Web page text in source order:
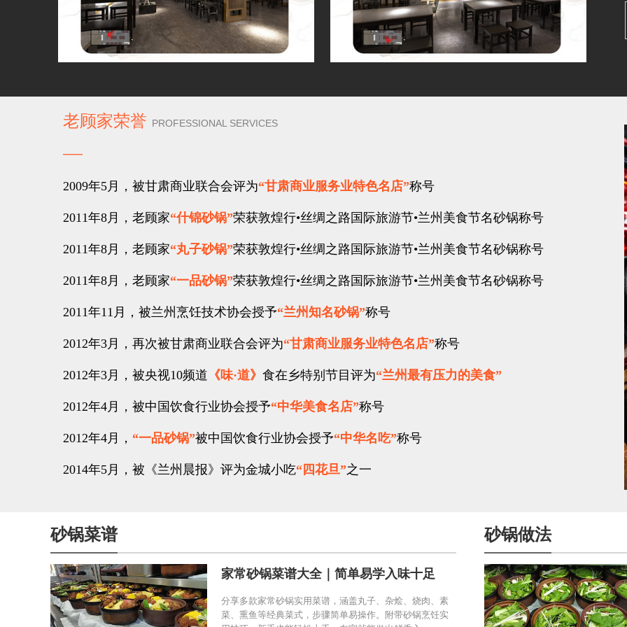
老顾家荣誉 PROFESSIONAL SERVICES
——
2009年5月，被甘肃商业联合会评为“甘肃商业服务业特色名店”称号
2011年8月，老顾家“什锦砂锅”荣获敦煌行•丝绸之路国际旅游节•兰州美食节名砂锅称号
2011年8月，老顾家“丸子砂锅”荣获敦煌行•丝绸之路国际旅游节•兰州美食节名砂锅称号
2011年8月，老顾家“一品砂锅”荣获敦煌行•丝绸之路国际旅游节•兰州美食节名砂锅称号
2011年11月，被兰州烹饪技术协会授予“兰州知名砂锅”称号
2012年3月，再次被甘肃商业联合会评为“甘肃商业服务业特色名店”称号
2012年3月，被央视10频道 《味·道》 食在乡特别节目评为“兰州最有压力的美食”
2012年4月，被中国饮食行业协会授予“中华美食名店”称号
2012年4月， “一品砂锅”被中国饮食行业协会授予“中华名吃”称号
2014年5月，被《兰州晨报》评为金城小吃“四花旦”之一
砂锅菜谱
家常砂锅菜谱大全｜简单易学入味十足
分享多款家常砂锅实用菜谱，涵盖丸子、杂烩、烧肉、素
菜、熏鱼等经典菜式，步骤简单易操作。附带砂锅烹饪实
砂锅做法